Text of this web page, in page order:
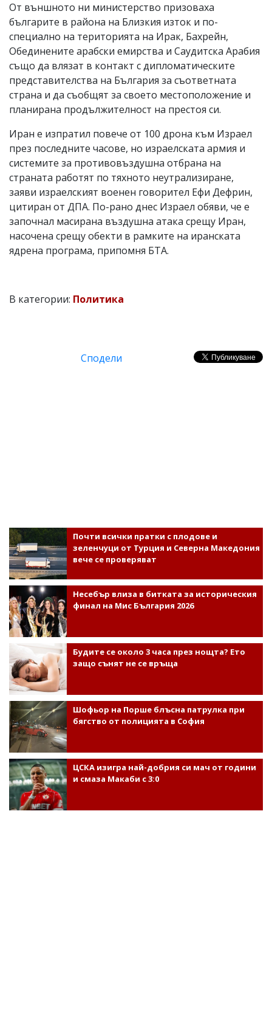
От външното ни министерство призоваха
българите в района на Близкия изток и по-
специално на територията на Ирак, Бахрейн,
Обединените арабски емирства и Саудитска Арабия
също да влязат в контакт с дипломатическите
представителства на България за съответната
страна и да съобщят за своето местоположение и
планирана продължителност на престоя си.
Иран е изпратил повече от 100 дрона към Израел
през последните часове, но израелската армия и
системите за противовъздушна отбрана на
страната работят по тяхното неутрализиране,
заяви израелският военен говорител Ефи Дефрин,
цитиран от ДПА. По-рано днес Израел обяви, че е
започнал масирана въздушна атака срещу Иран,
насочена срещу обекти в рамките на иранската
ядрена програма, припомня БТА.
В категории: Политика
Сподели
Почти всички пратки с плодове и
зеленчуци от Турция и Северна Македония
вече се проверяват
Несебър влиза в битката за историческия
финал на Мис България 2026
Будите се около 3 часа през нощта? Ето
защо сънят не се връща
Шофьор на Порше блъсна патрулка при
бягство от полицията в София
ЦСКА изигра най-добрия си мач от години
и смаза Макаби с 3:0